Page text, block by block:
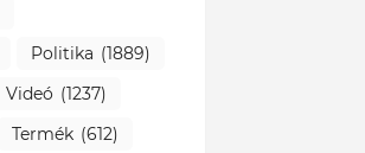
Politika (1889)
Videó (1237)
Termék (612)